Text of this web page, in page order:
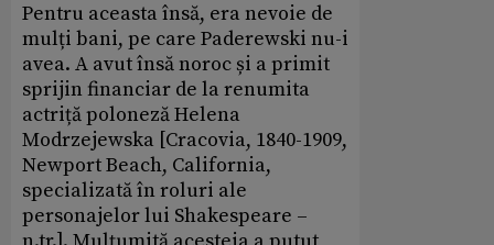
Pentru aceasta însă, era nevoie de
mulți bani, pe care Paderewski nu-i
avea. A avut însă noroc și a primit
sprijin financiar de la renumita
actriță poloneză Helena
Modrzejewska [Cracovia, 1840-1909,
Newport Beach, California,
specializată în roluri ale
personajelor lui Shakespeare –